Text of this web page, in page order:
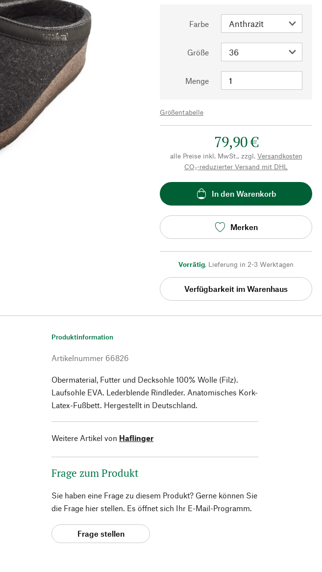
Farbe
Größe
Menge
Größentabelle
79,90 €
alle Preise inkl. MwSt., zzgl. Versandkosten
CO₂-reduzierter Versand mit DHL
In den Warenkorb
Merken
Vorrätig, Lieferung in 2-3 Werktagen
Verfügbarkeit im Warenhaus
Produktinformation
Artikelnummer 66826
Obermaterial, Futter und Decksohle 100% Wolle (Filz).
Laufsohle EVA. Lederblende Rindleder. Anatomisches Kork-
Latex-Fußbett. Hergestellt in Deutschland.
Weitere Artikel von Haflinger
Frage zum Produkt
Sie haben eine Frage zu diesem Produkt? Gerne können Sie
die Frage hier stellen. Es öffnet sich Ihr E-Mail-Programm.
Frage stellen